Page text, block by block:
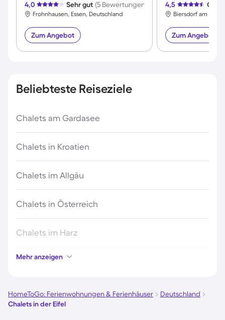
4,0
Sehr gut (5 Bewertungen)
Frohnhausen, Essen, Deutschland
Zum Angebot
4,5
Zum Angebot
Beliebteste Reiseziele
Chalets am Gardasee
Chalets in Kroatien
Chalets im Allgäu
Chalets in Österreich
Chalets im Harz
Chalets im Schwarzwald
Chalets in Schweden
Mehr anzeigen
HomeToGo: Ferienwohnungen & Ferienhäuser
Deutschland
Chalets in der Eifel